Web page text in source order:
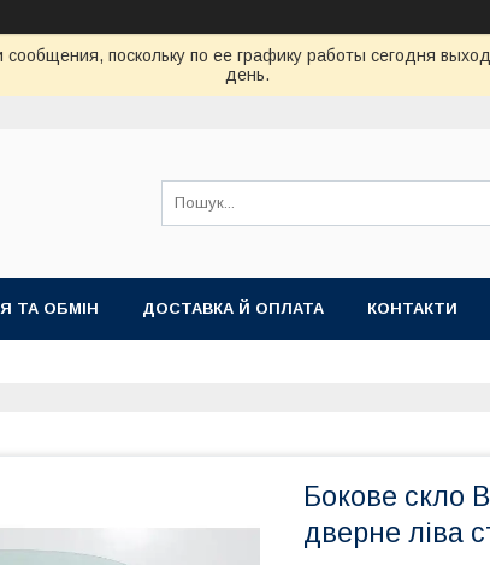
поскольку по ее графику работы сегодня
день.
ТА ОБМІН ДОСТАВКА Й ОПЛАТА КОНТАКТИ
Бокове скло
дверне ліва